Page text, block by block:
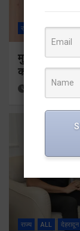
राज्य ALL देहरादून
मुख्यमंत्री ने
करोड़ की
11 hours ago
राज्य ALL देहरादून